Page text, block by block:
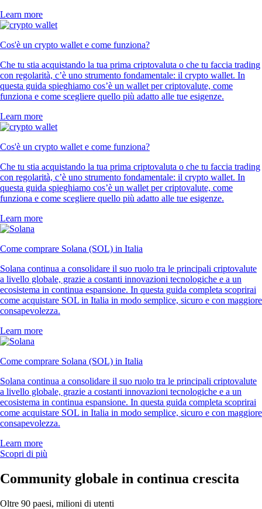
Learn more
Cos'è un crypto wallet e come funziona?
Che tu stia acquistando la tua prima criptovaluta o che tu faccia trading
con regolarità, c’è uno strumento fondamentale: il crypto wallet. In
questa guida spieghiamo cos’è un wallet per criptovalute, come
funziona e come scegliere quello più adatto alle tue esigenze.
Learn more
Cos'è un crypto wallet e come funziona?
Che tu stia acquistando la tua prima criptovaluta o che tu faccia trading
con regolarità, c’è uno strumento fondamentale: il crypto wallet. In
questa guida spieghiamo cos’è un wallet per criptovalute, come
funziona e come scegliere quello più adatto alle tue esigenze.
Learn more
Come comprare Solana (SOL) in Italia
Solana continua a consolidare il suo ruolo tra le principali criptovalute
a livello globale, grazie a costanti innovazioni tecnologiche e a un
ecosistema in continua espansione. In questa guida completa scoprirai
come acquistare SOL in Italia in modo semplice, sicuro e con maggiore
consapevolezza.
Learn more
Come comprare Solana (SOL) in Italia
Solana continua a consolidare il suo ruolo tra le principali criptovalute
a livello globale, grazie a costanti innovazioni tecnologiche e a un
ecosistema in continua espansione. In questa guida completa scoprirai
come acquistare SOL in Italia in modo semplice, sicuro e con maggiore
consapevolezza.
Learn more
Scopri di più
Community globale in continua crescita
Oltre 90 paesi, milioni di utenti